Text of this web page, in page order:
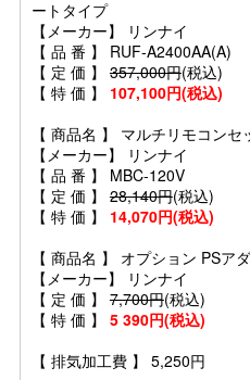
ートタイプ
【メーカー】 リンナイ
【 品 番 】 RUF-A2400AA(A)
【 定 価 】 357,000円(税込)
【 特 価 】 107,100円(税込)
【 商品名 】 マルチリモコンセ
【メーカー】 リンナイ
【 品 番 】 MBC-120V
【 定 価 】 28,140円(税込)
【 特 価 】 14,070円(税込)
【 商品名 】 オプション PSア
【メーカー】 リンナイ
【 定 価 】 7,700円(税込)
【 特 価 】 5 390円(税込)
【 排気加工費 】 5,250円